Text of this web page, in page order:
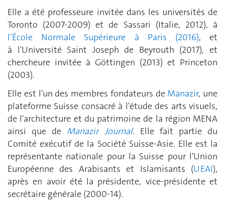
Elle a été professeure invitée dans les universités de
Toronto (2007-2009) et de Sassari (Italie, 2012), à
l’École Normale Supérieure à Paris (2016), et
à l'Université Saint Joseph de Beyrouth (2017), et
chercheure invitée à Göttingen (2013) et Princeton
(2003).
Elle est l'un des membres fondateurs de Manazir, une
plateforme Suisse consacré à l'étude des arts visuels,
de l'architecture et du patrimoine de la région MENA
ainsi que de Manazir Journal. Elle fait partie du
Comité exécutif de la Société Suisse-Asie. Elle est la
représentante nationale pour la Suisse pour l'Union
Européenne des Arabisants et Islamisants (UEAI),
après en avoir été la présidente, vice-présidente et
secrétaire générale (2000-14).